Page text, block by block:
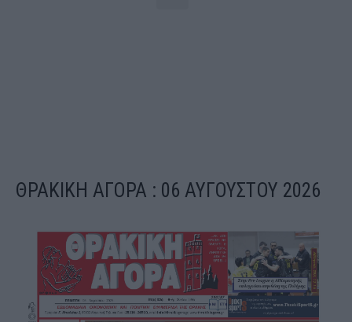
ΘΡΑΚΙΚΗ ΑΓΟΡΑ : 06 ΑΥΓΟΥΣΤΟΥ 2026